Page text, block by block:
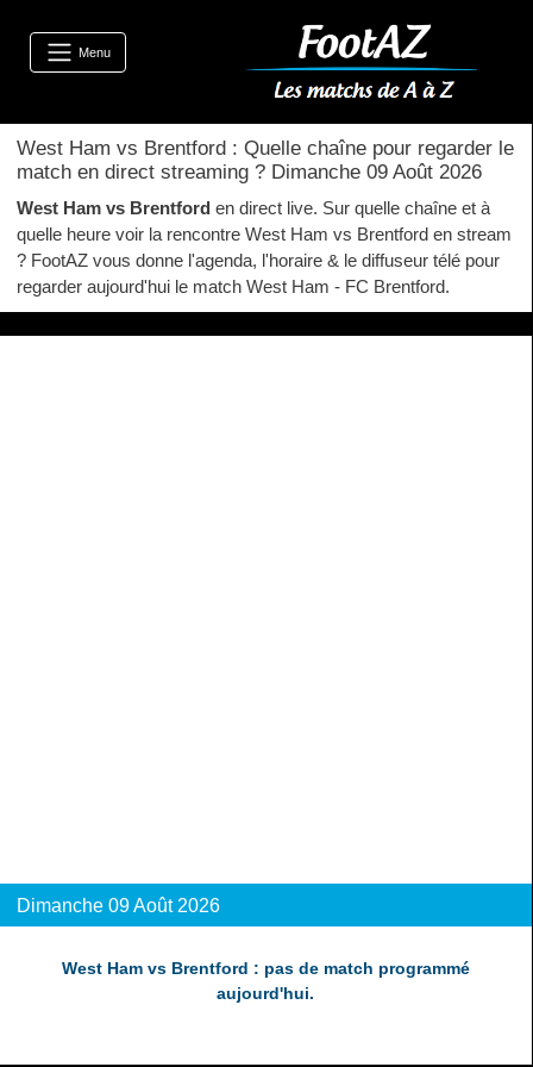
West Ham vs Brentford : Quelle chaîne pour regarder le
match en direct streaming ? Dimanche 09 Août 2026
West Ham vs Brentford en direct live. Sur quelle chaîne et à
quelle heure voir la rencontre West Ham vs Brentford en stream
? FootAZ vous donne l'agenda, l'horaire & le diffuseur télé pour
regarder aujourd'hui le match West Ham - FC Brentford.
Dimanche 09 Août 2026
West Ham vs Brentford : pas de match programmé
aujourd'hui.
Menu